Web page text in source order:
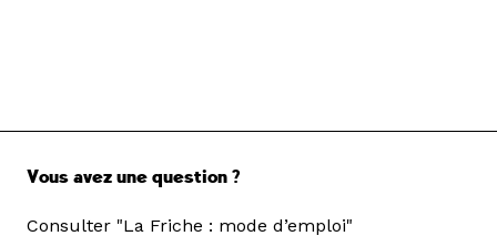
Vous avez une question ?
Consulter "La Friche : mode d’emploi"